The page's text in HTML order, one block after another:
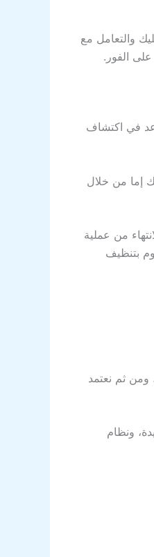
والتعامل مع
الفور.
في اكتشاف
إما من خلال
من عملية
بتنظيف
ومن ثم نعتمد
ونظام